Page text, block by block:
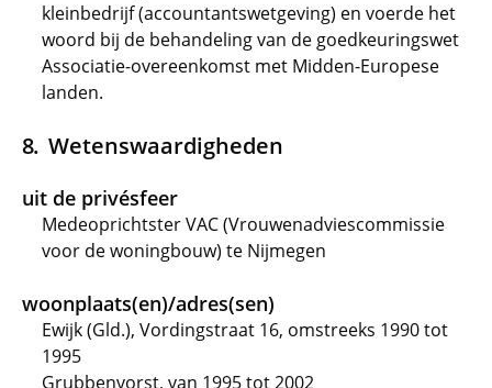
kleinbedrijf (accountantswetgeving) en voerde het
woord bij de behandeling van de goedkeuringswet
Associatie-overeenkomst met Midden-Europese
landen.
Wetenswaardigheden
uit de privésfeer
Medeoprichtster VAC (Vrouwenadviescommissie
voor de woningbouw) te Nijmegen
woonplaats(en)/adres(sen)
Ewijk (Gld.), Vordingstraat 16, omstreeks 1990 tot
1995
Grubbenvorst, van 1995 tot 2002